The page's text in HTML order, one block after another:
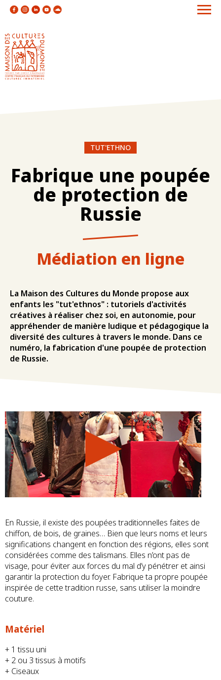
TUT'ETHNO
Fabrique une poupée
de protection de
Russie
Médiation en ligne
La Maison des Cultures du Monde propose aux
enfants les "tut'ethnos" : tutoriels d'activités
créatives à réaliser chez soi, en autonomie, pour
appréhender de manière ludique et pédagogique la
diversité des cultures à travers le monde. Dans ce
numéro, la fabrication d'une poupée de protection
de Russie.
En Russie, il existe des poupées traditionnelles faites de
chiffon, de bois, de graines… Bien que leurs noms et leurs
significations changent en fonction des régions, elles sont
considérées comme des talismans. Elles n’ont pas de
visage, pour éviter aux forces du mal d’y pénétrer et ainsi
garantir la protection du foyer. Fabrique ta propre poupée
inspirée de cette tradition russe, sans utiliser la moindre
couture.
Matériel
+ 1 tissu uni
+ 2 ou 3 tissus à motifs
+ Ciseaux